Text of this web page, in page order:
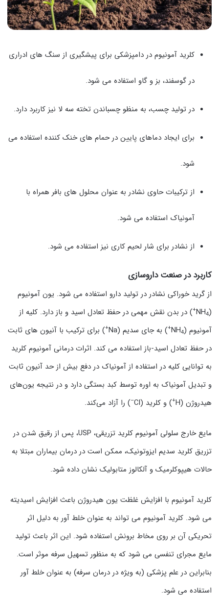
کلرید آمونیوم در دامپزشکی برای پیشگیری از سنگ های ادراری
در گوسفند، بز و گاو استفاده می شود.
در تولید چسب، به منظو چسباندن تخته سه لا نیز کاربرد دارد.
برای ایجاد دماهای پایین در حمام های خنک کننده استفاده می
شود.
از ترکیبات حاوی نشادر به عنوان محلول های بافر همراه با
آمونیاک استفاده می شود.
از نشادر برای شار لحیم کاری نیز استفاده می شود.
کاربرد در صنعت داروسازی
از گرید خوراکی نشادر در تولید دارو استفاده می شود. یون آمونیوم
(NH
4
+) در بدن نقش مهمی در حفظ تعادل اسید و باز دارد. کلیه از
آمونیوم (NH4
+) به جای سدیم (Na +) برای ترکیب با آنیون های ثابت
در حفظ تعادل اسید-باز استفاده می کند. اثرات درمانی آمونیوم کلرید
به توانایی کلیه در استفاده از آمونیاک در دفع بیش از حد آنیون ثابت
و تبدیل آمونیاک به اوره توسط کبد بستگی دارد و در نتیجه یون‌های
هیدروژن (H +) و کلرید (Cl –) را آزاد می‌کند.
مایع خارج سلولی آمونیوم کلرید تزریقی، USP، پس از رقیق شدن در
تزریق کلرید سدیم ایزوتونیک، ممکن است در درمان بیماران مبتلا به
حالات هیپوکلرمیک و آلکالوز متابولیک نشان داده شود.
کلرید آمونیوم با افزایش غلظت یون هیدروژن باعث افزایش اسیدیته
می شود. کلرید آمونیوم می تواند به عنوان خلط آور به دلیل اثر
تحریکی آن بر روی مخاط برونش استفاده شود. این اثر باعث تولید
مایع مجرای تنفسی می شود که به منظور تسهیل سرفه موثر است.
بنابراین در علم پزشکی (به ویژه در درمان سرفه) به عنوان خلط آور
استفاده می شود.